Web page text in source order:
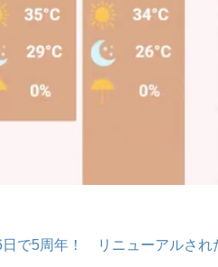
日で5周年！ リニューアルされ